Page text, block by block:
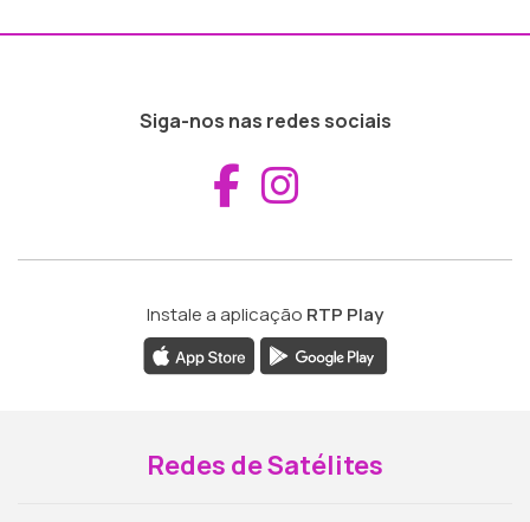
Siga-nos nas redes sociais
Aceder ao
Instale a aplicação RTP Play
Redes de Satélites